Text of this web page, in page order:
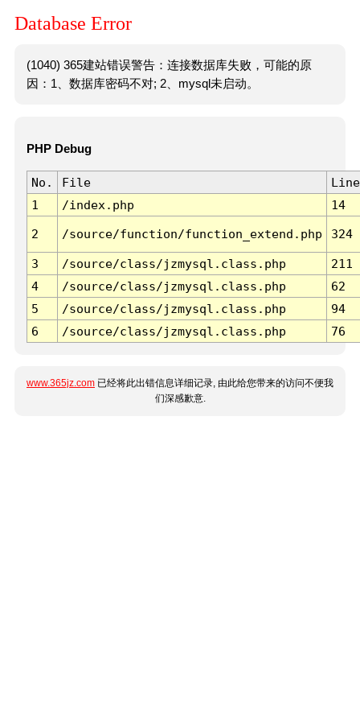
Database Error
(1040) 365建站错误警告：连接数据库失败，可能的原
因：1、数据库密码不对; 2、mysql未启动。
PHP Debug
No. File
Line
1
/index.php 14
2 /source/function/function_extend.php 324
3 /source/class/jzmysql.class.php
211
4
/source/class/jzmysql.class.php
62
5
/source/class/jzmysql.class.php
94
6
/source/class/jzmysql.class.php 76
www.365jz.com 已经将此出错信息详细记录, 由此给您带来的访问不便我
们深感歉意.